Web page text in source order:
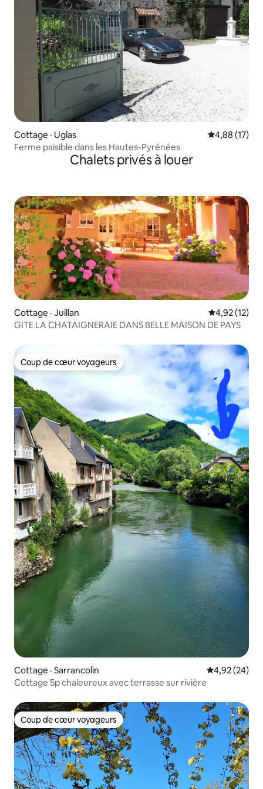
Cottage · Uglas Note
4,88 (17)
Ferme paisible dans les Hautes-Pyrénées
Chalets privés à louer
Cottage · Juillan Note
4,92 (12)
GITE LA CHATAIGNERAIE DANS BELLE MAISON DE PAYS
Coup de cœur voyageurs
Coup de cœur voyageurs
Cottage · Sarrancolin Note
4,92 (24)
Cottage 5p chaleureux avec terrasse sur rivière
Coup de cœur voyageurs
Coup de cœur voyageurs